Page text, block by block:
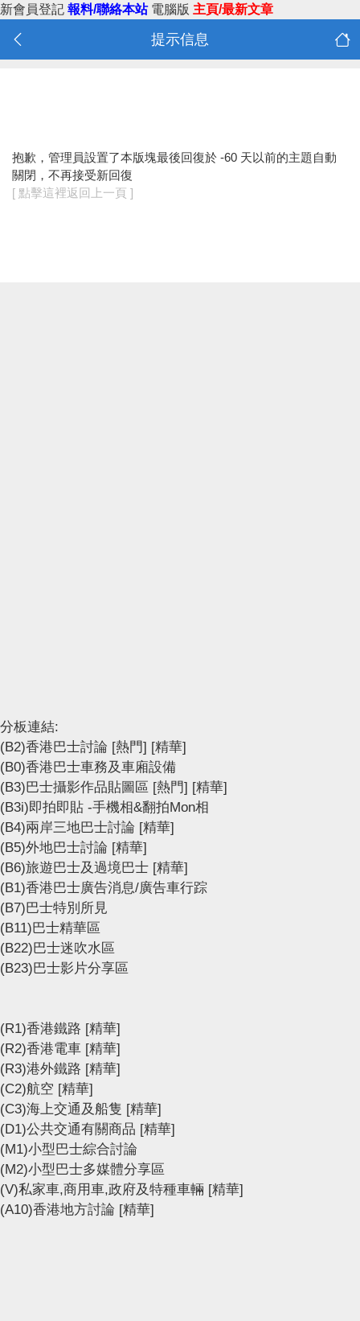
新會員登記 報料/聯絡本站 電腦版 主頁/最新文章
提示信息
抱歉，管理員設置了本版塊最後回復於 -60 天以前的主題自動
關閉，不再接受新回復
[ 點擊這裡返回上一頁 ]
分板連結:
(B2)香港巴士討論 [熱門] [精華]
(B0)香港巴士車務及車廂設備
(B3)巴士攝影作品貼圖區 [熱門] [精華]
(B3i)即拍即貼 -手機相&翻拍Mon相
(B4)兩岸三地巴士討論 [精華]
(B5)外地巴士討論 [精華]
(B6)旅遊巴士及過境巴士 [精華]
(B1)香港巴士廣告消息/廣告車行踪
(B7)巴士特別所見
(B11)巴士精華區
(B22)巴士迷吹水區
(B23)巴士影片分享區
(R1)香港鐵路 [精華]
(R2)香港電車 [精華]
(R3)港外鐵路 [精華]
(C2)航空 [精華]
(C3)海上交通及船隻 [精華]
(D1)公共交通有關商品 [精華]
(M1)小型巴士綜合討論
(M2)小型巴士多媒體分享區
(V)私家車,商用車,政府及特種車輛 [精華]
(A10)香港地方討論 [精華]